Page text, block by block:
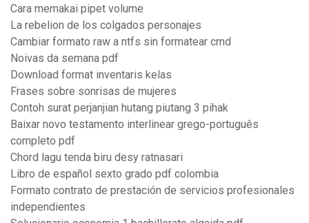
Cara memakai pipet volume
La rebelion de los colgados personajes
Cambiar formato raw a ntfs sin formatear cmd
Noivas da semana pdf
Download format inventaris kelas
Frases sobre sonrisas de mujeres
Contoh surat perjanjian hutang piutang 3 pihak
Baixar novo testamento interlinear grego-português
completo pdf
Chord lagu tenda biru desy ratnasari
Libro de español sexto grado pdf colombia
Formato contrato de prestación de servicios profesionales
independientes